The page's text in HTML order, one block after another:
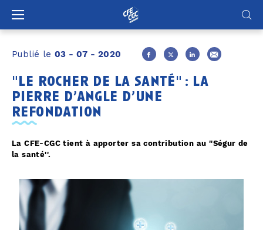
Publié le 03 - 07 - 2020
"le rocher de la santé" : la
pierre d’angle d’une
refondation
La CFE-CGC tient à apporter sa contribution au ''Ségur de
la santé''.
Panneau de gestion des cookies